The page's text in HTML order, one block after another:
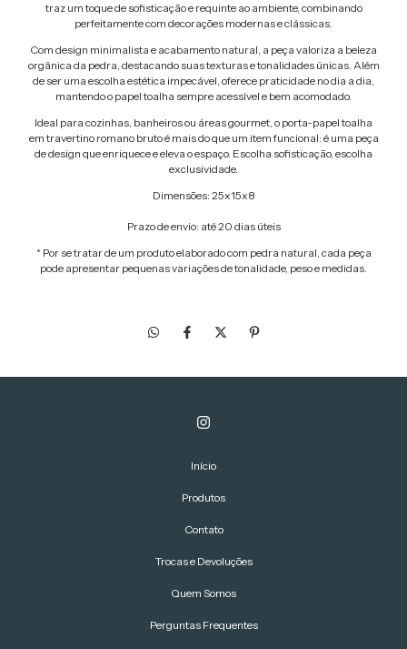
traz um toque de sofisticação e requinte ao ambiente, combinando
perfeitamente com decorações modernas e clássicas.
Com design minimalista e acabamento natural, a peça valoriza a beleza
orgânica da pedra, destacando suas texturas e tonalidades únicas. Além
de ser uma escolha estética impecável, oferece praticidade no dia a dia,
mantendo o papel toalha sempre acessível e bem acomodado.
Ideal para cozinhas, banheiros ou áreas gourmet, o porta-papel toalha
em travertino romano bruto é mais do que um item funcional: é uma peça
de design que enriquece e eleva o espaço. Escolha sofisticação, escolha
exclusividade.
Dimensões: 25x15x8
Prazo de envio: até 20 dias úteis
* Por se tratar de um produto elaborado com pedra natural, cada peça
pode apresentar pequenas variações de tonalidade, peso e medidas.
Início
Produtos
Contato
Trocas e Devoluções
Quem Somos
Perguntas Frequentes